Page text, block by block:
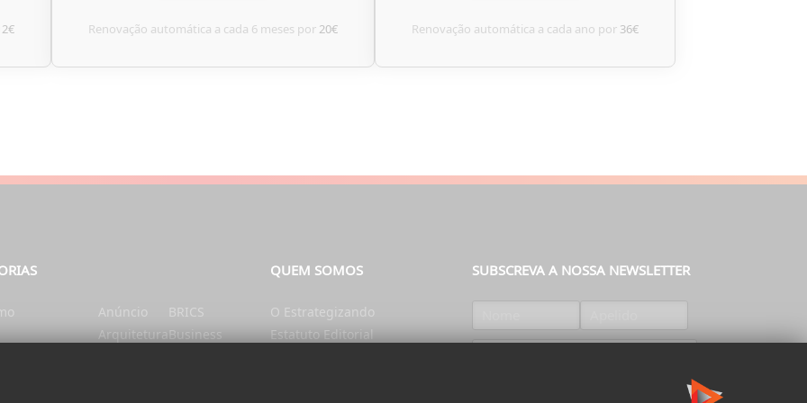
Renovação automática a cada 6 meses por20€ Renovação automática a cada ano por36€
Anúncio
Arquitetura
BRICS
Business
QUEM SOMOS
O Estrategizando
Estatuto Editorial
SUBSCREVA A NOSSA NEWSLETTER